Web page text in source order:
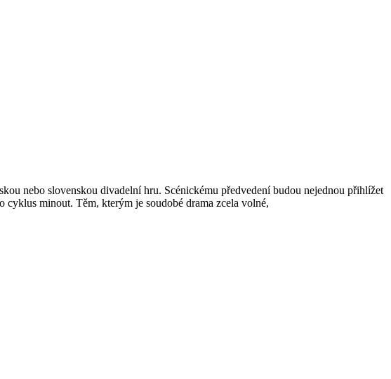
nebo slovenskou divadelní hru. Scénickému předvedení budou nejednou přihlížet
minout. Těm, kterým je soudobé drama zcela volné,